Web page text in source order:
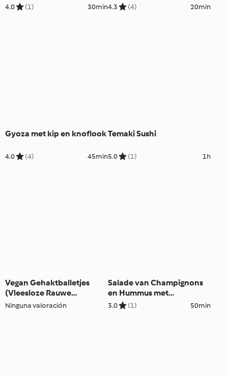
4.0 (1) 30min4.3 (4) 20min
Gyoza met kip en knoflook
4.0 (4) 45min
Temaki Sushi
5.0 (1) 1h
Vegan Gehaktballetjes
(Vleesloze Rauwe
Gehaktballetjes)
Ninguna valoración
Salade van Champignons
en Hummus met
Karameldressing en
3.0 (1) 50min